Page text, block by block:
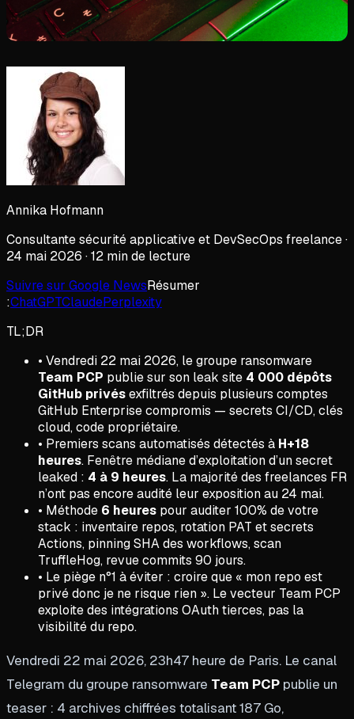
Annika Hofmann
Consultante sécurité applicative et DevSecOps freelance ·
24 mai 2026 · 12 min de lecture
Suivre sur Google NewsRésumer
:ChatGPTClaudePerplexity
TL;DR
• Vendredi 22 mai 2026, le groupe ransomware
Team PCP publie sur son leak site 4 000 dépôts
GitHub privésexfiltrés depuis plusieurs comptes
GitHub Enterprise compromis — secrets CI/CD, clés
cloud, code propriétaire.
• Premiers scans automatisés détectés à H+18
heures. Fenêtre médiane d’exploitation d’un secret
leaked : 4 à 9 heures. La majorité des freelances FR
n’ont pas encore audité leur exposition au 24 mai.
• Méthode 6 heures pour auditer 100% de votre
stack : inventaire repos, rotation PAT et secrets
Actions, pinning SHA des workflows, scan
TruffleHog, revue commits 90 jours.
• Le piège n°1 à éviter : croire que « mon repo est
privé donc je ne risque rien ». Le vecteur Team PCP
exploite des intégrations OAuth tierces, pas la
visibilité du repo.
Vendredi 22 mai 2026, 23h47 heure de Paris. Le canal
Telegram du groupe ransomware Team PCP publie un
teaser : 4 archives chiffrées totalisant 187 Go,